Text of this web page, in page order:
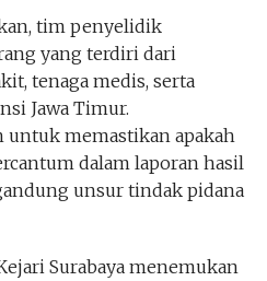
tim penyelidik
yang terdiri dari
tenaga medis, serta
Jawa Timur.
untuk memastikan apakah
dalam laporan hasil
unsur tindak pidana
Surabaya menemukan